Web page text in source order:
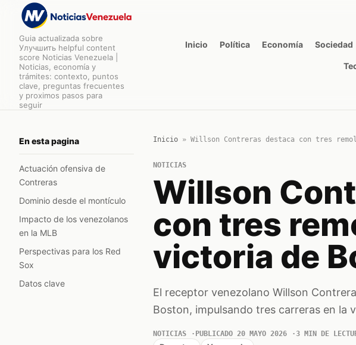
Guia actualizada sobre
Улучшить helpful content
score Noticias Venezuela |
Noticias, economía y
trámites: contexto, puntos
clave, preguntas frecuentes
y proximos pasos para
seguir
Inicio Política Economía Sociedad
En esta pagina
Actuación ofensiva de
Contreras
Dominio desde el montículo
Impacto de los venezolanos
en la MLB
Perspectivas para los Red
Sox
Datos clave
Inicio» Willson Contreras destaca con tres
NOTICIAS
Willson
con tres
victoria de
El receptor venezolano Willson
Boston, impulsando tres carreras en la
NOTICIAS PUBLICADO 20 MAYO 2026 3 MIN DE